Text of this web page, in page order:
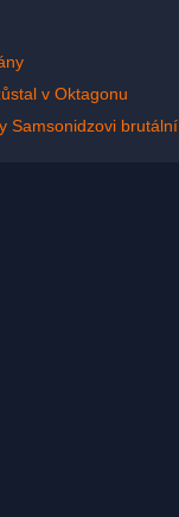
v Oktagonu
Samsonidzovi